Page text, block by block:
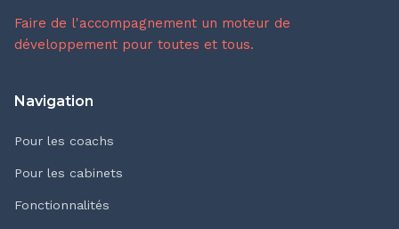
Faire de l'accompagnement un moteur de
développement pour toutes et tous.
Navigation
Pour les coachs
Pour les cabinets
Fonctionnalités